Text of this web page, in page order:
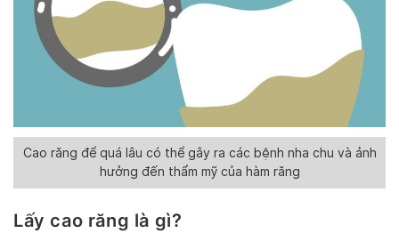
Cao răng để quá lâu có thể gây ra các bệnh nha chu và ảnh
hưởng đến thẩm mỹ của hàm răng
Lấy cao răng là gì?